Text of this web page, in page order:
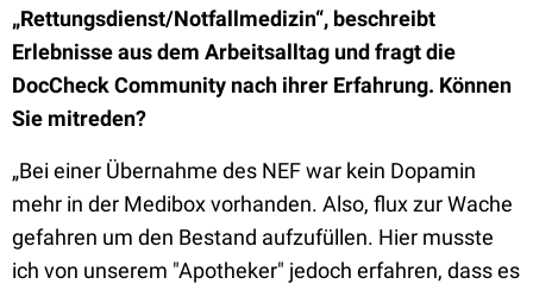
„Rettungsdienst/Notfallmedizin“, beschreibt
Erlebnisse aus dem Arbeitsalltag und fragt die
DocCheck Community nach ihrer Erfahrung. Können
Sie mitreden?
„Bei einer Übernahme des NEF war kein Dopamin
mehr in der Medibox vorhanden. Also, flux zur Wache
gefahren um den Bestand aufzufüllen. Hier musste
ich von unserem "Apotheker" jedoch erfahren, dass es